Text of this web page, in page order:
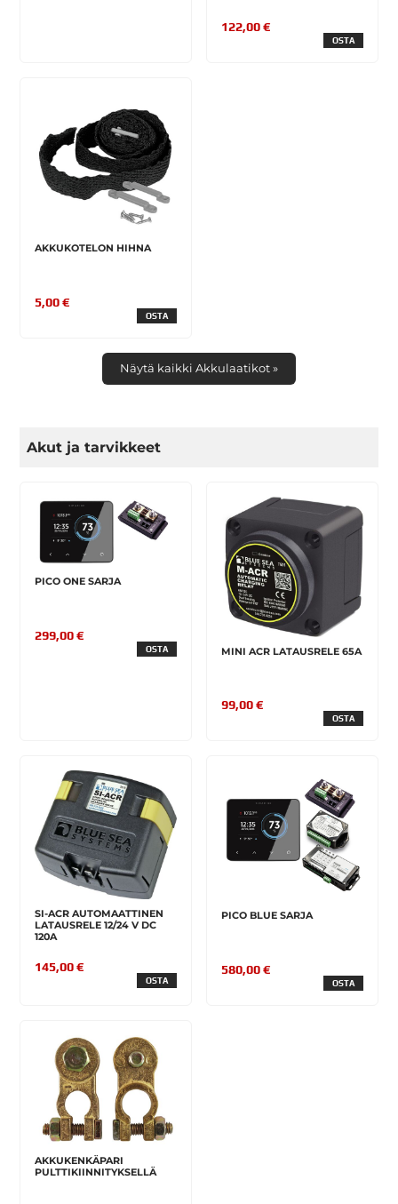
122,00 €
OSTA
AKKUKOTELON HIHNA
5,00 €
OSTA
Näytä kaikki Akkulaatikot »
Akut ja tarvikkeet
PICO ONE SARJA
299,00 €
OSTA MINI ACR LATAUSRELE 65A
99,00 €
OSTA
SI-ACR AUTOMAATTINEN
LATAUSRELE 12/24 V DC
120A
145,00 €
OSTA
PICO BLUE SARJA
580,00 €
OSTA
AKKUKENKÄPARI
PULTTIKIINNITYKSELLÄ